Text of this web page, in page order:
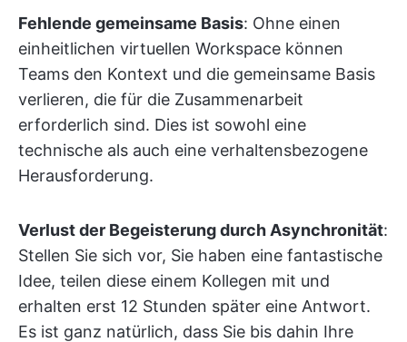
Fehlende gemeinsame Basis: Ohne einen
einheitlichen virtuellen Workspace können
Teams den Kontext und die gemeinsame Basis
verlieren, die für die Zusammenarbeit
erforderlich sind. Dies ist sowohl eine
technische als auch eine verhaltensbezogene
Herausforderung.
Verlust der Begeisterung durch Asynchronität:
Stellen Sie sich vor, Sie haben eine fantastische
Idee, teilen diese einem Kollegen mit und
erhalten erst 12 Stunden später eine Antwort.
Es ist ganz natürlich, dass Sie bis dahin Ihre